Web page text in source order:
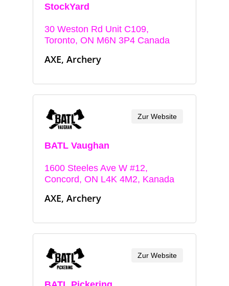
StockYard
30 Weston Rd Unit C109,
Toronto, ON M6N 3P4 Canada
AXE, Archery
BATL Vaughan
1600 Steeles Ave W #12,
Concord, ON L4K 4M2, Kanada
AXE, Archery
Zur Website
Zur Website